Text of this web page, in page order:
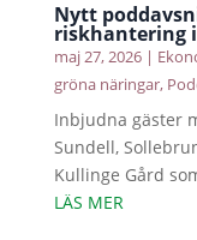
Nytt
riskhantering
maj 27, 2026|
gröna näringar,
Inbjudna gäster
Sundell,
Kullinge Gård
LÄS MER